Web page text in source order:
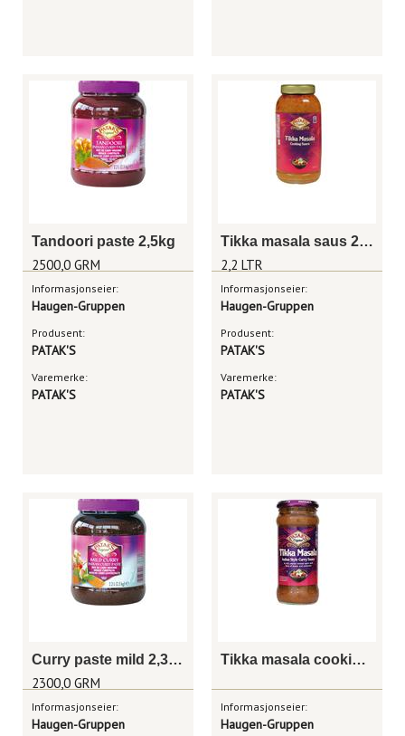
Tandoori paste 2,5kg
2500,0 GRM
Informasjonseier:
Haugen-Gruppen
Produsent:
PATAK'S
Varemerke:
PATAK'S
Tikka masala saus 2,2l
2,2 LTR
Informasjonseier:
Haugen-Gruppen
Produsent:
PATAK'S
Varemerke:
PATAK'S
Curry paste mild 2,3kg
2300,0 GRM
Informasjonseier:
Haugen-Gruppen
Tikka masala cooking sauce
Informasjonseier:
Haugen-Gruppen